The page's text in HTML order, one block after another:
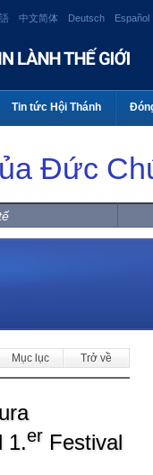
中文简体 Deutsch Español
Tin tức Hội Thánh
Đức
Mục lục Trở về
1.er Festival